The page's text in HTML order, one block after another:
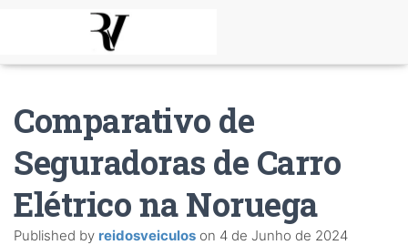
Comparativo de
Seguradoras de Carro
Elétrico na Noruega
Published by reidosveiculos on 4 de Junho de 2024